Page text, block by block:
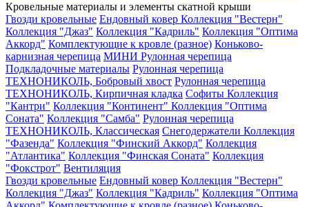
Кровельные материалы и элементы скатной крыши
Гвозди кровельные Ендовный ковер Коллекция "Вестерн"
Коллекция "Джаз" Коллекция "Кадриль" Коллекция "Оптима
Аккорд" Комплектующие к кровле (разное) Коньково-
карнизная черепица МИНИ Рулонная черепица
Подкладочные материалы Рулонная черепица
ТЕХНОНИКОЛЬ, Бобровый хвост Рулонная черепица
ТЕХНОНИКОЛЬ, Кирпичная кладка Софиты Коллекция
"Кантри" Коллекция "Континент" Коллекция "Оптима
Соната" Коллекция "Самба" Рулонная черепица
ТЕХНОНИКОЛЬ, Классическая Снегодержатели Коллекция
"Фазенда" Коллекция "Финский Аккорд" Коллекция
"Атлантика" Коллекция "Финская Соната" Коллекция
"Фокстрот" Вентиляция
Гвозди кровельные Ендовный ковер Коллекция "Вестерн"
Коллекция "Джаз" Коллекция "Кадриль" Коллекция "Оптима